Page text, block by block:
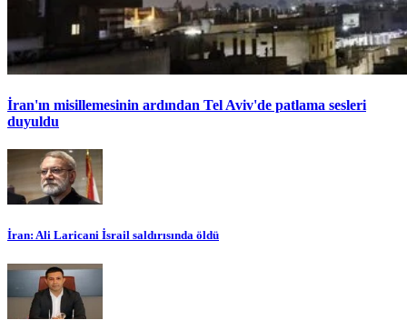
İran'ın misillemesinin ardından Tel Aviv'de patlama sesleri
duyuldu
İran: Ali Laricani İsrail saldırısında öldü